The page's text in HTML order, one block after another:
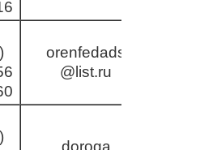
orenfedads
@list.ru
doroga